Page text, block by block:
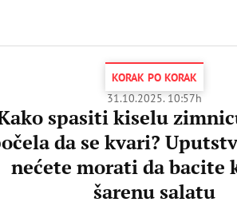
KORAK PO KORAK
31.10.2025. 10:57h
spasiti kiselu
da se kvari?
nećete morati da bacite
šarenu salatu